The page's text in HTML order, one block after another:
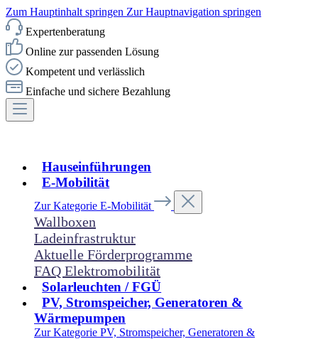
Zum Hauptinhalt springen Zur Hauptnavigation springen
Expertenberatung
Online zur passenden Lösung
Kompetent und verlässlich
Einfache und sichere Bezahlung
Hauseinführungen
E-Mobilität
Zur Kategorie E-Mobilität
Wallboxen
Ladeinfrastruktur
Aktuelle Förderprogramme
FAQ Elektromobilität
Solarleuchten / FGÜ
PV, Stromspeicher, Generatoren &
Wärmepumpen
Zur Kategorie PV, Stromspeicher, Generatoren &